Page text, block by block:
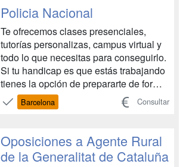
objetivo, SER BOMBERO DE LA
GENERALITAT DE CATALU...
Policia Nacional
Te ofrecemos clases presenciales,
tutorías personalizas, campus virtual y
todo lo que necesitas para conseguirlo.
Si tu handicap es que estás trabajando
tienes la opción de prepararte de forma
semi-presencial u online. Institut
Numància Formació te ofrece la mejor
objetivo, SER POLICIA NACIONAL.
Para ello, dis...
Barcelona Consultar
Oposiciones a Agente Rural
de la Generalitat de Cataluña